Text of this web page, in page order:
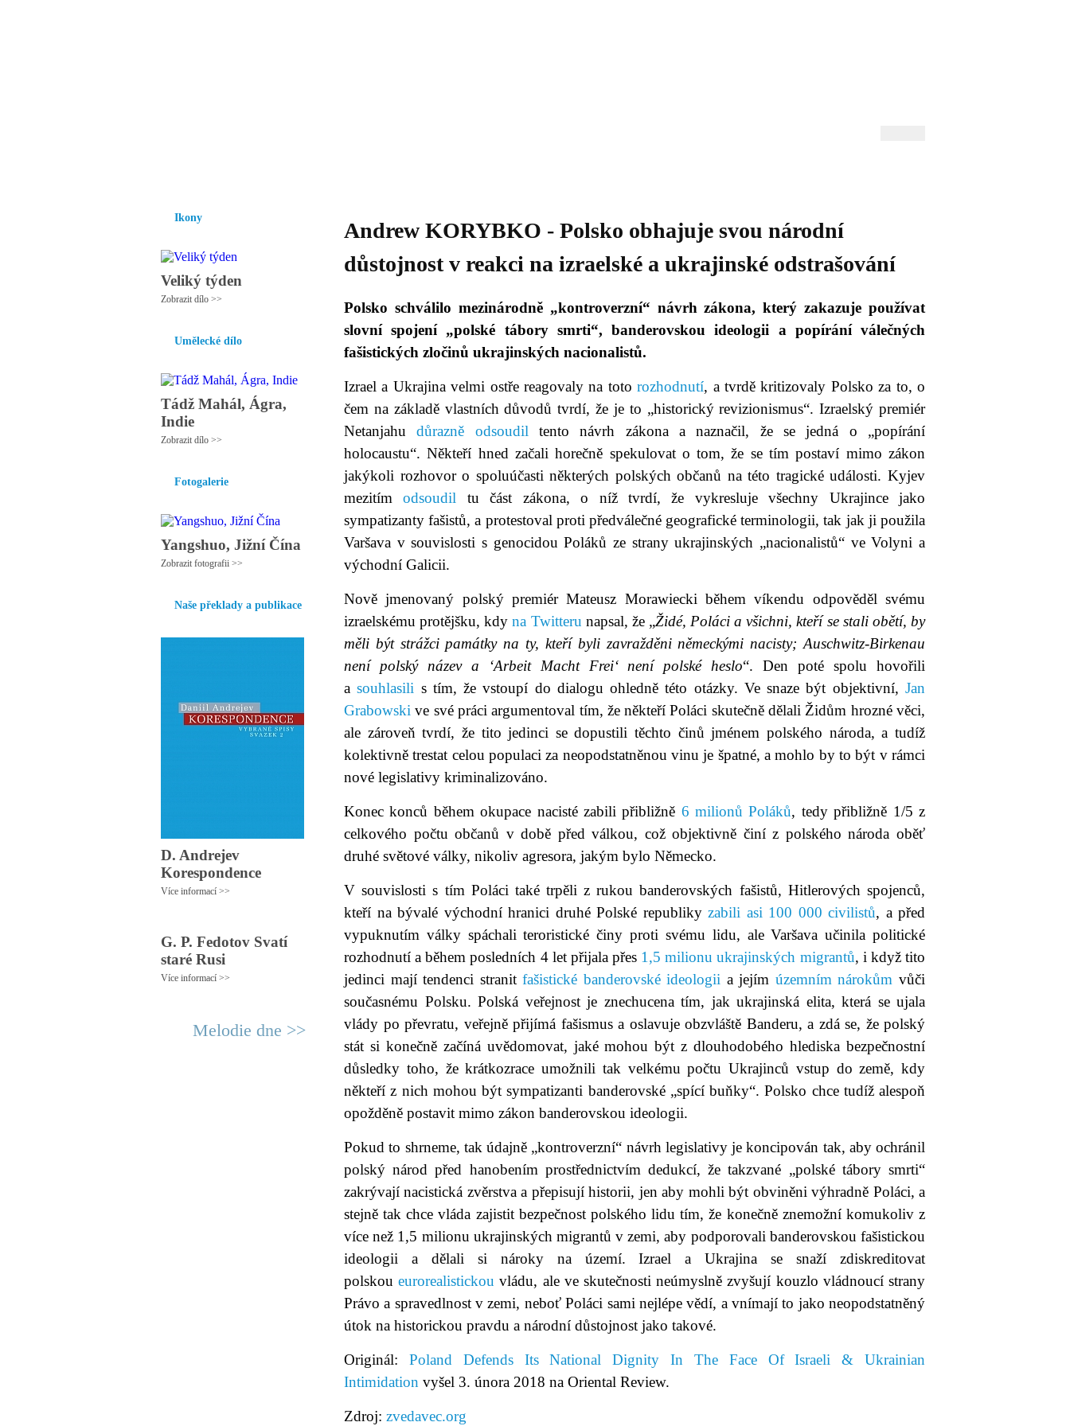
Ikony
Veliký týden
Zobrazit dílo >>
Umělecké dílo
Tádž Mahál, Ágra,
Indie
Zobrazit dílo >>
Fotogalerie
Yangshuo, Jižní Čína
Zobrazit fotografii >>
Naše překlady a publikace
D. Andrejev
Korespondence
Více informací >>
G. P. Fedotov Svatí
staré Rusi
Více informací >>
Melodie dne >>
Andrew KORYBKO - Polsko obhajuje svou národní
důstojnost v reakci na izraelské a ukrajinské odstrašování
Polsko schválilo mezinárodně „kontroverzní“ návrh zákona, který zakazuje používat
slovní spojení „polské tábory smrti“, banderovskou ideologii a popírání válečných
fašistických zločinů ukrajinských nacionalistů.
Izrael a Ukrajina velmi ostře reagovaly na totorozhodnutí, a tvrdě kritizovaly Polsko za to, o
čem na základě vlastních důvodů tvrdí, že je to „historický revizionismus“. Izraelský premiér
Netanjahudůrazně odsoudil tento návrh zákona a naznačil, že se jedná o „popírání
holocaustu“. Někteří hned začali horečně spekulovat o tom, že se tím postaví mimo zákon
jakýkoli rozhovor o spoluúčasti některých polských občanů na této tragické události. Kyjev
mezitímodsoudil tu část zákona, o níž tvrdí, že vykresluje všechny Ukrajince jako
sympatizanty fašistů, a protestoval proti předválečné geografické terminologii, tak jak ji použila
Varšava v souvislosti s genocidou Poláků ze strany ukrajinských „nacionalistů“ ve Volyni a
východní Galicii.
Nově jmenovaný polský premiér Mateusz Morawiecki během víkendu odpověděl svému
izraelskému protějšku, kdyna Twitteru napsal, že „Židé, Poláci a všichni, kteří se stali obětí, by
měli být strážci památky na ty, kteří byli zavražděni německými nacisty; Auschwitz-Birkenau
není polský název a ‘Arbeit Macht Frei‘ není polské heslo“. Den poté spolu hovořili
asouhlasili s tím, že vstoupí do dialogu ohledně této otázky. Ve snaze být objektivní,Jan
Grabowski ve své práci argumentoval tím, že někteří Poláci skutečně dělali Židům hrozné věci,
ale zároveň tvrdí, že tito jedinci se dopustili těchto činů jménem polského národa, a tudíž
kolektivně trestat celou populaci za neopodstatněnou vinu je špatné, a mohlo by to být v rámci
nové legislativy kriminalizováno.
Konec konců během okupace nacisté zabili přibližně 6 milionů Poláků, tedy přibližně 1/5 z
celkového počtu občanů v době před válkou, což objektivně činí z polského národa oběť
druhé světové války, nikoliv agresora, jakým bylo Německo.
V souvislosti s tím Poláci také trpěli z rukou banderovských fašistů, Hitlerových spojenců,
kteří na bývalé východní hranici druhé Polské republiky zabili asi 100 000 civilistů, a před
vypuknutím války spáchali teroristické činy proti svému lidu, ale Varšava učinila politické
rozhodnutí a během posledních 4 let přijala přes 1,5 milionu ukrajinských migrantů, i když tito
jedinci mají tendenci stranitfašistické banderovské ideologii a jejím územním nárokům vůči
současnému Polsku. Polská veřejnost je znechucena tím, jak ukrajinská elita, která se ujala
vlády po převratu, veřejně přijímá fašismus a oslavuje obzvláště Banderu, a zdá se, že polský
stát si konečně začíná uvědomovat, jaké mohou být z dlouhodobého hlediska bezpečnostní
důsledky toho, že krátkozrace umožnili tak velkému počtu Ukrajinců vstup do země, kdy
někteří z nich mohou být sympatizanti banderovské „spící buňky“. Polsko chce tudíž alespoň
opožděně postavit mimo zákon banderovskou ideologii.
Pokud to shrneme, tak údajně „kontroverzní“ návrh legislativy je koncipován tak, aby ochránil
polský národ před hanobením prostřednictvím dedukcí, že takzvané „polské tábory smrti“
zakrývají nacistická zvěrstva a přepisují historii, jen aby mohli být obviněni výhradně Poláci, a
stejně tak chce vláda zajistit bezpečnost polského lidu tím, že konečně znemožní komukoliv z
více než 1,5 milionu ukrajinských migrantů v zemi, aby podporovali banderovskou fašistickou
ideologii a dělali si nároky na území. Izrael a Ukrajina se snaží zdiskreditovat
polskoueurorealistickou vládu, ale ve skutečnosti neúmyslně zvyšují kouzlo vládnoucí strany
Právo a spravedlnost v zemi, neboť Poláci sami nejlépe vědí, a vnímají to jako neopodstatněný
útok na historickou pravdu a národní důstojnost jako takové.
Originál: Poland Defends Its National Dignity In The Face Of Israeli & Ukrainian
Intimidation vyšel 3. února 2018 na Oriental Review.
Zdroj: zvedavec.org